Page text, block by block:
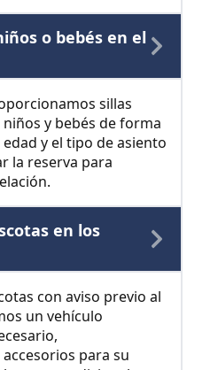
o bebés en el
sillas
y bebés de forma
y el tipo de asiento
la reserva para
en los
con aviso previo al
un vehículo
para su